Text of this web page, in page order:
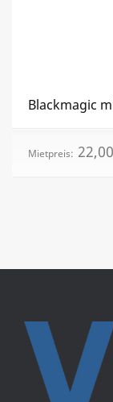
Blackmagic
Mietpreis: 22,00